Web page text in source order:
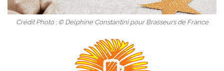
Crédit Photo : © Delphine Constantini pour Brasseurs de France